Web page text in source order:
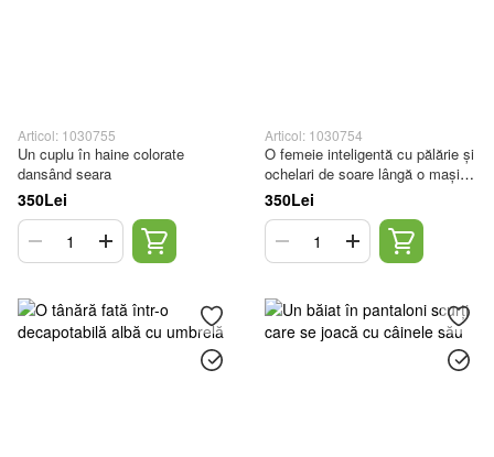
Articol: 1030755
Un cuplu în haine colorate
dansând seara
350Lei
Articol: 1030754
O femeie inteligentă cu pălărie și
ochelari de soare lângă o mașină
roșie
350Lei